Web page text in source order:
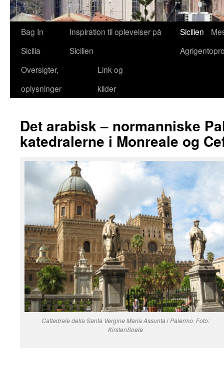
Bag In
Sicilia
Inspiration til oplevelser på
Sicilien
Sicilien
Oversigter,
oplysninger
Link og
kilder
Det arabisk – normanniske
katedralerne i Monreale og
Cattedrale della Santa Vergine Maria Assunta i Palermo. Foto:
KirstenSoele